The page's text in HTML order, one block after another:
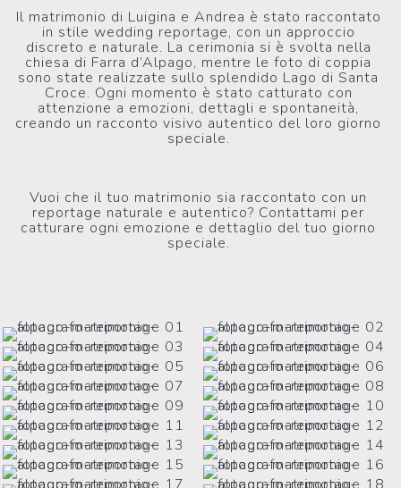
Il matrimonio di Luigina e Andrea è stato raccontato
in stile wedding reportage, con un approccio
discreto e naturale. La cerimonia si è svolta nella
chiesa di Farra d’Alpago, mentre le foto di coppia
sono state realizzate sullo splendido Lago di Santa
Croce. Ogni momento è stato catturato con
attenzione a emozioni, dettagli e spontaneità,
creando un racconto visivo autentico del loro giorno
speciale.
Vuoi che il tuo matrimonio sia raccontato con un
reportage naturale e autentico? Contattami per
catturare ogni emozione e dettaglio del tuo giorno
speciale.